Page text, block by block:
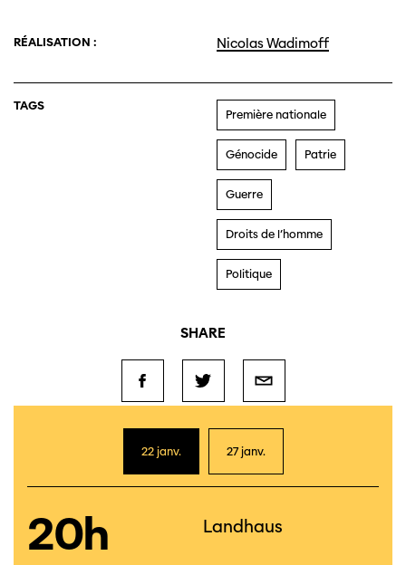
RÉALISATION : Nicolas Wadimoff
TAGS
Première nationale
Génocide Patrie
Guerre
Droits de l’homme
Politique
SHARE
22 janv. 27 janv.
20h Landhaus